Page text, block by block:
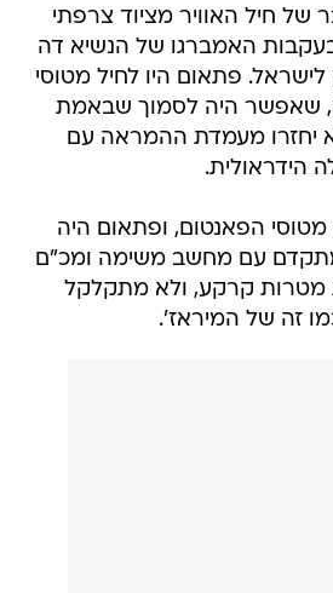
של חיל האוויר מציוד צרפתי
האמברגו של הנשיא דה
פתאום היו לחיל מטוסי
שאפשר היה לסמוך שבאמת
יחזרו מעמדת ההמראה עם
הידראולית.
מטוסי הפאנטום, ופתאום היה
מתקדם עם מחשב משימה ומכ"ם
מטרות קרקע, ולא מתקלקל
זה של המיראז'.